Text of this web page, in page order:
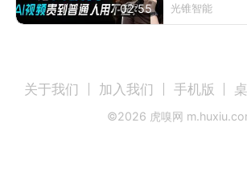
02:55 光锥智能
关于我们 加入我们 手机版
©2026 虎嗅网